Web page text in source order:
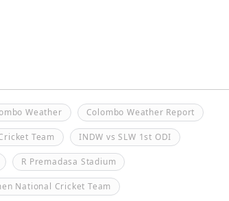
Weather Colombo Weather Report
Team INDW vs SLW 1st ODI
R Premadasa Stadium
National Cricket Team